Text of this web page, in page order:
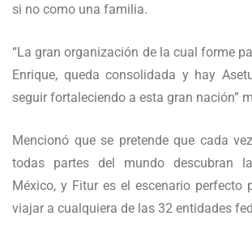
si no como una familia.
“La gran organización de la cual forme
Enrique, queda consolidada y hay
seguir fortaleciendo a esta gran nación”
Mencionó que se pretende que cada
todas partes del mundo descubran
México, y Fitur es el escenario perfecto
viajar a cualquiera de las 32 entidades